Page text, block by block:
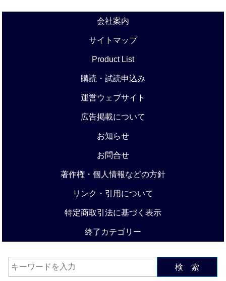
会社案内
サイトマップ
Product List
購読・試読申込み
運営ウェブサイト
広告掲載について
お知らせ
お問合せ
著作権・個人情報などの方針
リンク・引用について
特定商取引法に基づく表示
終了カテゴリー
検 索